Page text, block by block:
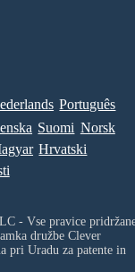
Português
Suomi Norsk
Hrvatski
- Vse pravice
družbe Clever
pri Uradu za patente in